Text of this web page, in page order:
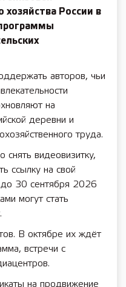
хозяйства России в
авторов, чьи
на
деревни и
труда.
снять видеовизитку,
ссылку на свой
до 30 сентября 2026
могут стать
В октябре их ждёт
встречи с
на продвижение